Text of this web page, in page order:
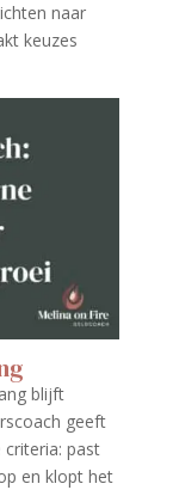
naar
keuzes
blijft
geeft
criteria: past
en klopt het